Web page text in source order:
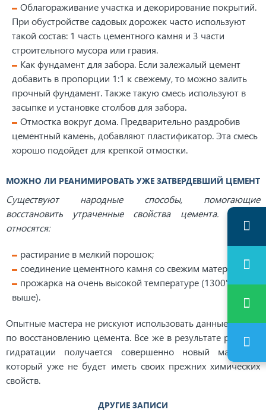
Облагораживание участка и декорирование покрытий.
При обустройстве садовых дорожек часто используют
такой состав: 1 часть цементного камня и 3 части
строительного мусора или гравия.
Как фундамент для забора. Если залежалый цемент
добавить в пропорции 1:1 к свежему, то можно залить
прочный фундамент. Также такую смесь используют в
засыпке и установке столбов для забора.
Отмостка вокруг дома. Предварительно раздробив
цементный камень, добавляют пластификатор. Эта смесь
хорошо подойдет для крепкой отмостки.
МОЖНО ЛИ РЕАНИМИРОВАТЬ УЖЕ ЗАТВЕРДЕВШИЙ ЦЕМЕНТ
Существуют народные способы, помогающие
восстановить утраченные свойства цемента. К ним
относятся:
растирание в мелкий порошок;
соединение цементного камня со свежим материалом;
прожарка на очень высокой температуре (1300°C и
выше).
Опытные мастера не рискуют использовать данные советы
по восстановлению цемента. Все же в результате реакции
гидратации получается совершенно новый материал,
который уже не будет иметь своих прежних химических
свойств.
ДРУГИЕ ЗАПИСИ